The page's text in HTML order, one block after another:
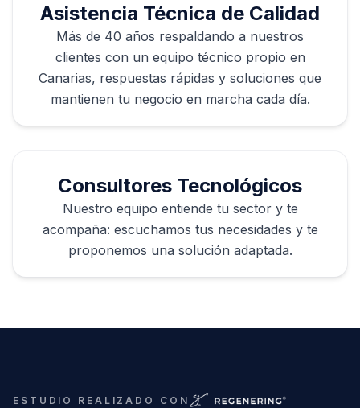
Asistencia Técnica de Calidad
Más de 40 años respaldando a nuestros
clientes con un equipo técnico propio en
Canarias, respuestas rápidas y soluciones que
mantienen tu negocio en marcha cada día.
Consultores Tecnológicos
Nuestro equipo entiende tu sector y te
acompaña: escuchamos tus necesidades y te
proponemos una solución adaptada.
ESTUDIO REALIZADO CON